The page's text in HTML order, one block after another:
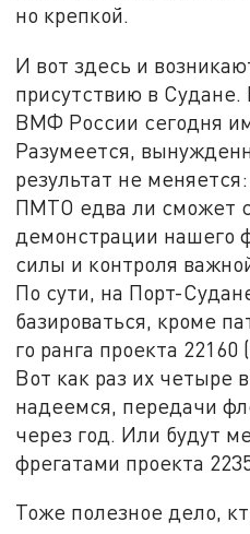
но крепкой.
И вот здесь и
присутствию в
ВМФ России сегодня
Разумеется,
результат не
ПМТО едва ли сможет
демонстрации нашего
силы и контроля
По сути, на Порт-
базироваться, кроме
го ранга проекта
Вот как раз их четыре
надеемся, передачи
через год. Или будут
фрегатами проекта
Тоже полезное дело,